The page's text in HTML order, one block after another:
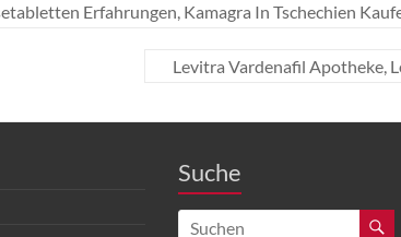
Erfahrungen, Kamagra In Tschechien
Levitra Vardenafil Apotheke,
Suche